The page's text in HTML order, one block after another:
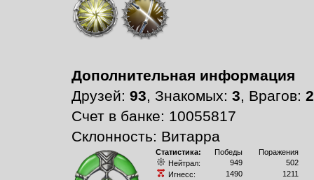
Дополнительная информация
Друзей: 93, Знакомых: 3, Врагов: 2
Счет в банке: 10055817
Склонность: Витарра
Статистика: Победы
Поражения
Нейтрал:
949
502
Игнесс:
1490
1211